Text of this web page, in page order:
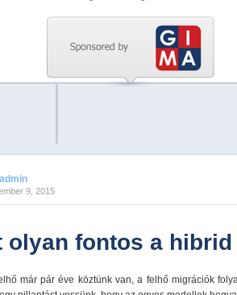
9, 2015
olyan fontos a
már pár éve köztünk van, a felhő migrációk